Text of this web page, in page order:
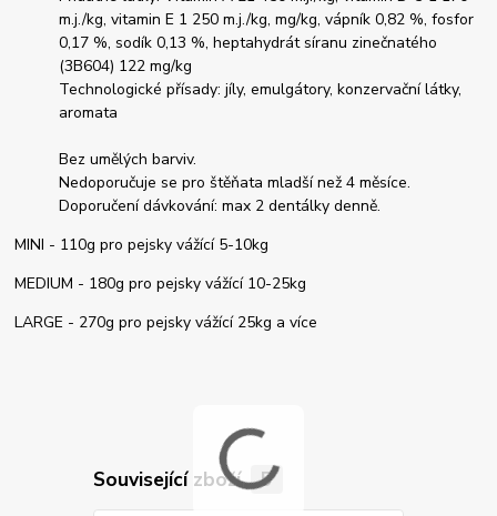
m.j./kg, vitamin E 1 250 m.j./kg, mg/kg, vápník 0,82 %, fosfor
0,17 %, sodík 0,13 %, heptahydrát síranu zinečnatého
(3B604) 122 mg/kg
Technologické přísady: jíly, emulgátory, konzervační látky,
aromata
Bez umělých barviv.
Nedoporučuje se pro štěňata mladší než 4 měsíce.
Doporučení dávkování: max 2 dentálky denně.
MINI - 110g pro pejsky vážící 5-10kg
MEDIUM - 180g pro pejsky vážící 10-25kg
LARGE - 270g pro pejsky vážící 25kg a více
Související zboží 5